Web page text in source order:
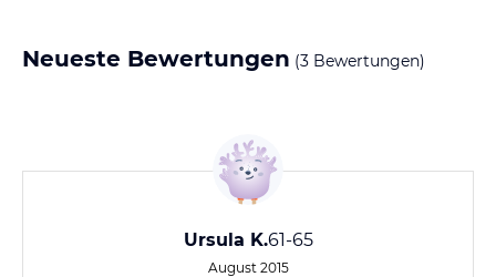
Neueste Bewertungen (3 Bewertungen)
Ursula K.61-65
August 2015